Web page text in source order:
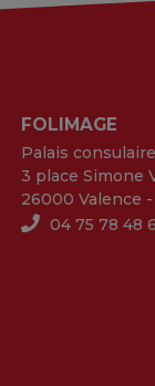
FOLIMAGE
Palais consulaire
3 place Simone
26000 Valence -
04 75 78 48